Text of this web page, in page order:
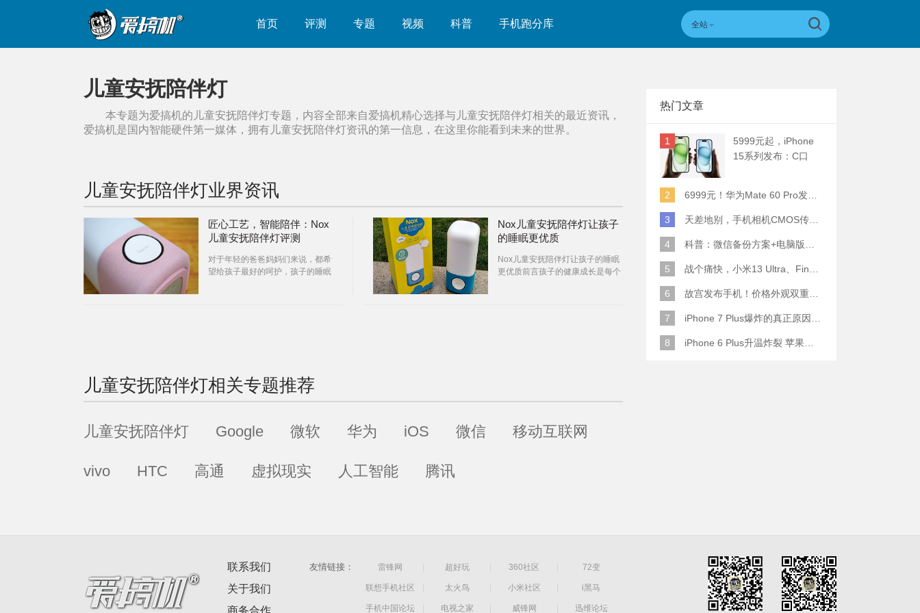
首页 评测 专题 视频 科普 手机跑分库 全站
儿童安抚陪伴灯
本专题为爱搞机的 儿童安抚陪伴灯专题，内容全部来自爱搞机精心选择与 儿童安抚陪伴灯相关的最近资讯，
爱搞机是国内智能硬件第一媒体，拥有 儿童安抚陪伴灯资讯的第一信息，在这里你能看到未来的世界。
儿童安抚陪伴灯业界资讯
匠心工艺，智能陪伴：Nox
儿童安抚陪伴灯评测
对于年轻的爸爸妈妈们来说，都希
望给孩子最好的呵护，孩子的睡眠
Nox儿童安抚陪伴灯让孩子
的睡眠更优质
Nox儿童安抚陪伴灯让孩子的睡眠
更优质前言孩子的健康成长是每个
儿童安抚陪伴灯相关专题推荐
儿童安抚陪伴灯 Google 微软 华为 iOS 微信 移动互联网
vivo HTC 高通 虚拟现实 人工智能 腾讯
热门文章
1
5999元起，iPhone
15系列发布：C口
2
6999元！华为Mate 60 Pro发布：麒麟9000S+卫星通话 (附初步跑分)
3 天差地别，手机相机CMOS传感器实际面积对比
4 科普：微信备份方案+电脑版丢失数据恢复指南
5 战个痛快，小米13 Ultra、Find X6 Pro、vivo X90 Pro+、小米12SU拍照横评
6 故宫发布手机！价格外观双重逆天！
7 iPhone 7 Plus爆炸的真正原因原来是这样
8 iPhone 6 Plus升温炸裂 苹果赔了一部全新的
联系我们
关于我们
商务合作
友情链接： 雷锋网 超好玩 360社区 72变
联想手机社区 太火鸟 小米社区 i黑马
手机中国论坛 电视之家 威锋网 迅维论坛